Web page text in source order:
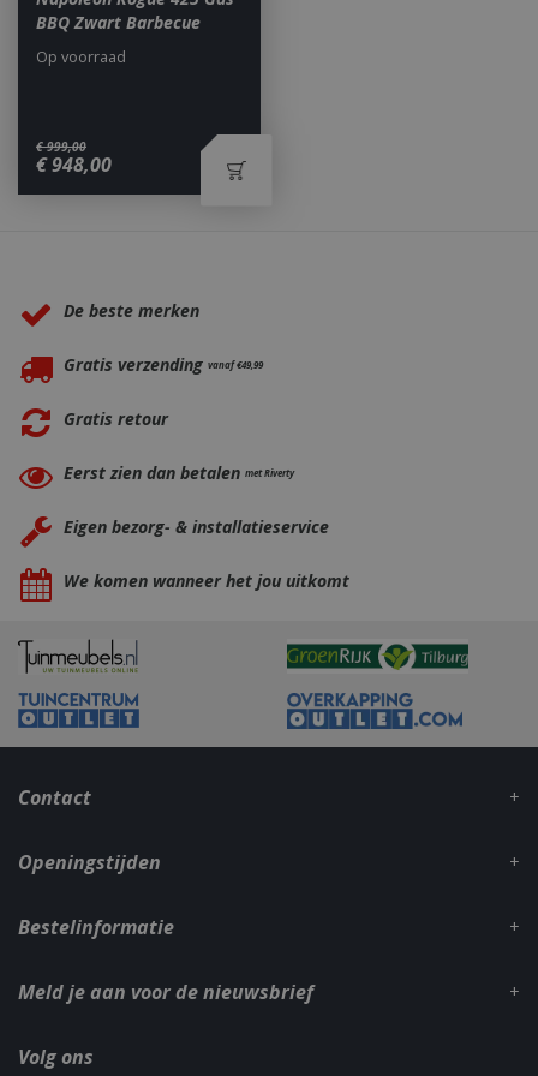
BBQ Zwart Barbecue
€ 999,00
€948,00
Op voorraad
De beste merken
Gratis verzending vanaf €49,99
Gratis retour
Eerst zien dan betalen met Riverty
Eigen bezorg- & installatieservice
We komen wanneer het jou uitkomt
Contact
Volg ons
Openingstijden
Bestelinformatie
Meld je aan voor de nieuwsbrief
_gid
.bbqkopen.nl
CookieScriptConsent
1